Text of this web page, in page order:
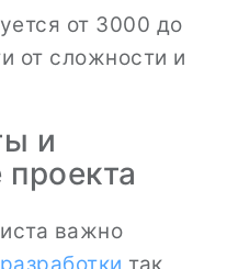
от 3000 до
от сложности и
и
важно